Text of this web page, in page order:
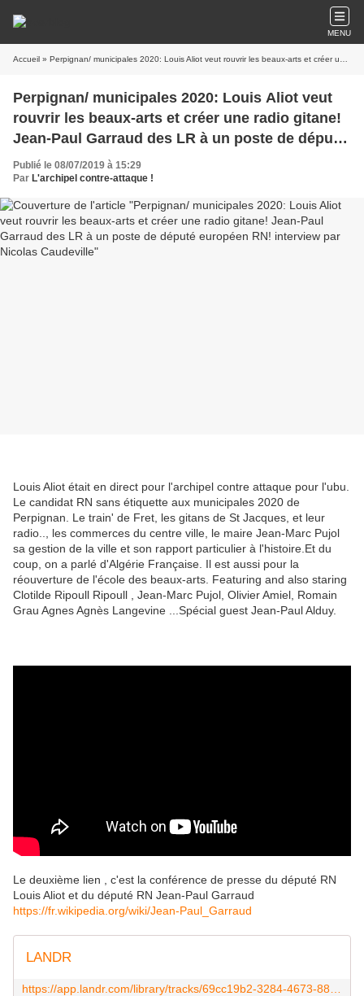
MENU
Accueil » Perpignan/ municipales 2020: Louis Aliot veut rouvrir les beaux-arts et créer une radio gitane! Jean-Paul Garraud des LR à un poste de député européen RN! interview par Nicolas Caudeville
Perpignan/ municipales 2020: Louis Aliot veut
rouvrir les beaux-arts et créer une radio gitane!
Jean-Paul Garraud des LR à un poste de député
européen RN! interview par Nicolas Caudeville
Publié le 08/07/2019 à 15:29
Par L'archipel contre-attaque !
Louis Aliot était en direct pour l'archipel contre attaque pour l'ubu.
Le candidat RN sans étiquette aux municipales 2020 de
Perpignan. Le train' de Fret, les gitans de St Jacques, et leur
radio.., les commerces du centre ville, le maire Jean-Marc Pujol
sa gestion de la ville et son rapport particulier à l'histoire.Et du
coup, on a parlé d'Algérie Française. Il est aussi pour la
réouverture de l'école des beaux-arts. Featuring and also staring
Clotilde Ripoull Ripoull , Jean-Marc Pujol, Olivier Amiel, Romain
Grau Agnes Agnès Langevine ...Spécial guest Jean-Paul Alduy.
Le deuxième lien , c'est la conférence de presse du député RN
Louis Aliot et du député RN Jean-Paul Garraud
https://fr.wikipedia.org/wiki/Jean-Paul_Garraud
LANDR